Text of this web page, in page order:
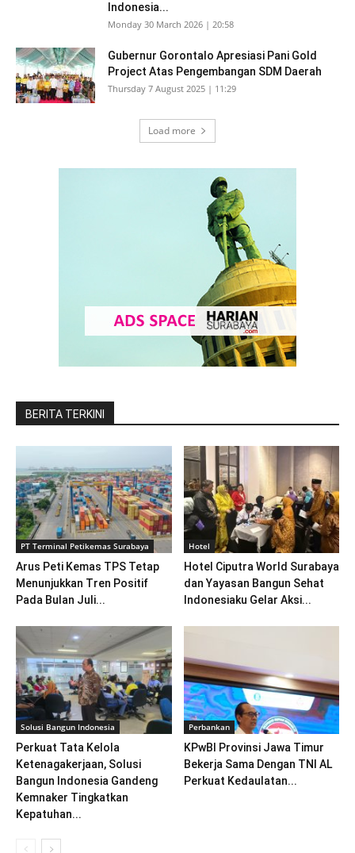
Indonesia...
Monday 30 March 2026 | 20:58
Gubernur Gorontalo Apresiasi Pani Gold
Project Atas Pengembangan SDM Daerah
Thursday 7 August 2025 | 11:29
Load more
BERITA TERKINI
PT Terminal Petikemas Surabaya
Arus Peti Kemas TPS Tetap
Menunjukkan Tren Positif
Pada Bulan Juli...
Hotel
Hotel Ciputra World Surabaya
dan Yayasan Bangun Sehat
Indonesiaku Gelar Aksi...
Solusi Bangun Indonesia
Perkuat Tata Kelola
Ketenagakerjaan, Solusi
Bangun Indonesia Gandeng
Kemnaker Tingkatkan
Kepatuhan...
Perbankan
KPwBI Provinsi Jawa Timur
Bekerja Sama Dengan TNI AL
Perkuat Kedaulatan...